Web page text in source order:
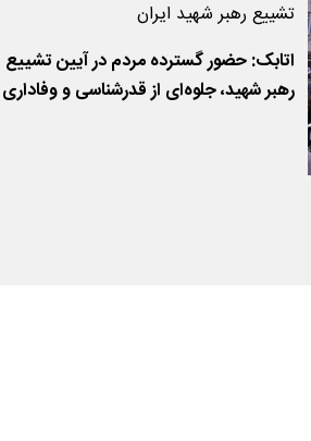
اتابک: حضور گسترده مردم در آیین تشییع
رهبر شهید، جلوه‌ای از قدرشناسی و وفاداری